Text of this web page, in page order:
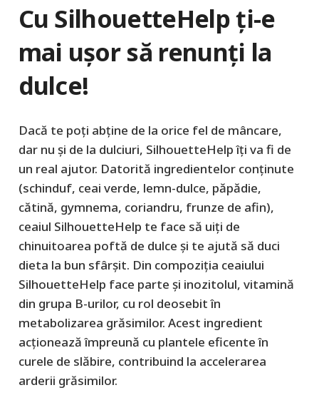
Cu SilhouetteHelp ţi-e
mai uşor să renunţi la
dulce!
Dacă te poţi abţine de la orice fel de mâncare,
dar nu şi de la dulciuri, SilhouetteHelp îţi va fi de
un real ajutor. Datorită ingredientelor conţinute
(schinduf, ceai verde, lemn-dulce, păpădie,
cătină, gymnema, coriandru, frunze de afin),
ceaiul SilhouetteHelp te face să uiţi de
chinuitoarea poftă de dulce şi te ajută să duci
dieta la bun sfârşit. Din compoziţia ceaiului
SilhouetteHelp face parte şi inozitolul, vitamină
din grupa B-urilor, cu rol deosebit în
metabolizarea grăsimilor. Acest ingredient
acţionează împreună cu plantele eficente în
curele de slăbire, contribuind la accelerarea
arderii grăsimilor.